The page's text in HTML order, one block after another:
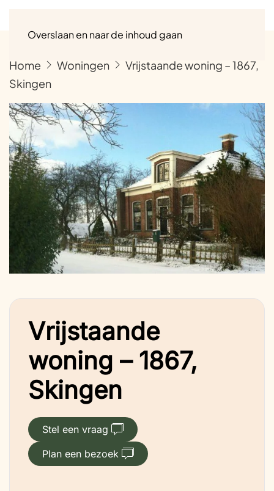
Overslaan en naar de inhoud gaan
Home Woningen
Vrijstaande woning – 1867,
Skingen
Vrijstaande
woning – 1867,
Skingen
Stel een vraag
Plan een bezoek